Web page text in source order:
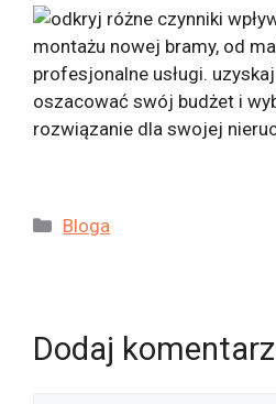
Kategorie
Bloga
Dodaj komentarz